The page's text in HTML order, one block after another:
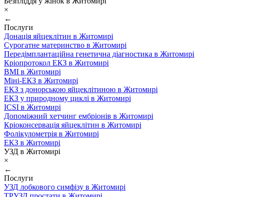
×
←
Послуги
Донація яйцеклітин в Житомирі
Сурогатне материнство в Житомирі
Передімплантаційна генетична діагностика в Житомирі
Кріопротокол ЕКЗ в Житомирі
ВМІ в Житомирі
Міні-ЕКЗ в Житомирі
ЕКЗ з донорською яйцеклітиною в Житомирі
ЕКЗ у природному циклі в Житомирі
ICSI в Житомирі
Допоміжний хетчинг ембріонів в Житомирі
Кріоконсервація яйцеклітин в Житомирі
Фолікулометрія в Житомирі
ЕКЗ в Житомирі
УЗД в Житомирі
×
←
Послуги
УЗД лобкового симфізу в Житомирі